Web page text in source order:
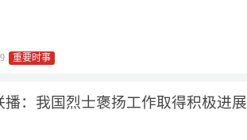
重要时事
播：我国烈士褒扬工作取得积极进展